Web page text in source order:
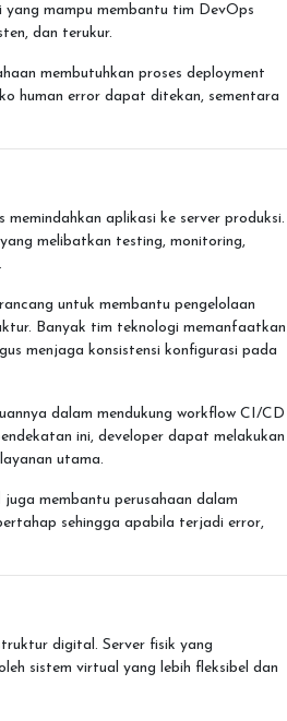
mampu membantu tim DevOps
dan terukur.
membutuhkan proses deployment
human error dapat ditekan, sementara
aplikasi ke server produksi.
melibatkan testing, monitoring,
untuk membantu pengelolaan
Banyak tim teknologi memanfaatkan
menjaga konsistensi konfigurasi pada
dalam mendukung workflow CI/CD
ini, developer dapat melakukan
utama.
juga membantu perusahaan dalam
sehingga apabila terjadi error,
digital. Server fisik yang
sistem virtual yang lebih fleksibel dan